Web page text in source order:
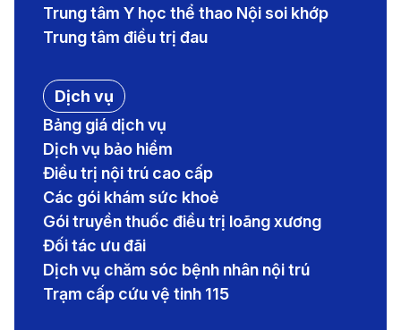
Trung tâm Y học thể thao Nội soi khớp
Trung tâm điều trị đau
Dịch vụ
Bảng giá dịch vụ
Dịch vụ bảo hiểm
Điều trị nội trú cao cấp
Các gói khám sức khoẻ
Gói truyền thuốc điều trị loãng xương
Đối tác ưu đãi
Dịch vụ chăm sóc bệnh nhân nội trú
Trạm cấp cứu vệ tinh 115